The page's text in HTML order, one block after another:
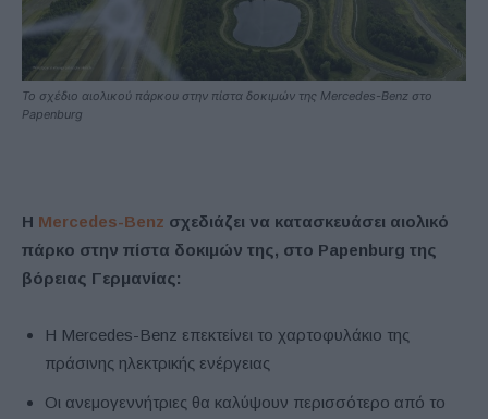
Το σχέδιο αιολικού πάρκου στην πίστα δοκιμών της Mercedes-Benz στο
Papenburg
Η Mercedes-Benz σχεδιάζει να κατασκευάσει αιολικό
πάρκο στην πίστα δοκιμών της, στο Papenburg της
βόρειας Γερμανίας:
Η Mercedes-Benz επεκτείνει το χαρτοφυλάκιο της
πράσινης ηλεκτρικής ενέργειας
Οι ανεμογεννήτριες θα καλύψουν περισσότερο από το